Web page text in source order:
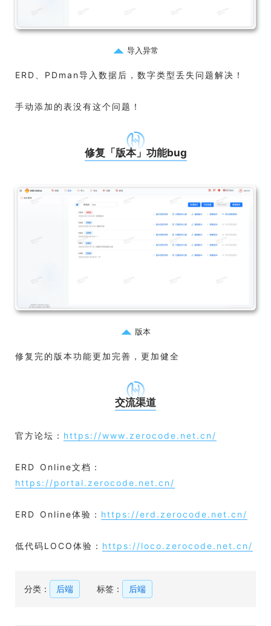
导入异常
ERD、PDman导入数据后，数字类型丢失问题解决！
手动添加的表没有这个问题！
修复「版本」功能bug
版本
修复完的版本功能更加完善，更加健全
交流渠道
官方论坛： https://www.zerocode.net.cn/
ERD Online文档：
https://portal.zerocode.net.cn/
ERD Online体验： https://erd.zerocode.net.cn/
低代码LOCO体验： https://loco.zerocode.net.cn/
分类： 后端 标签： 后端